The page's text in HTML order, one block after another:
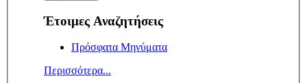
Έτοιμες Αναζητήσεις
Πρόσφατα Μηνύματα
Περισσότερα...